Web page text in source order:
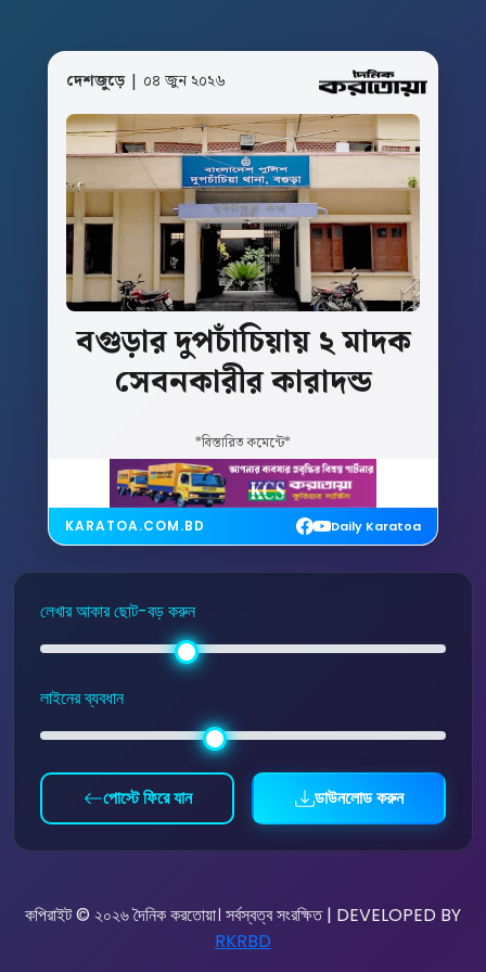
দেশজুড়ে| ০৪ জুন ২০২৬
বগুড়ার দুপচাঁচিয়ায় ২মাদক
সেবনকারীরকারাদন্ড
*বিস্তারিত কমেন্টে*
KARATOA.COM.BD Daily Karatoa
লেখার আকার ছোট-বড় করুন
লাইনের ব্যবধান
পোস্টে ফিরে যান ডাউনলোড করুন
কপিরাইট © ২০২৬ দৈনিক করতোয়া। সর্বস্বত্ব সংরক্ষিত | DEVELOPED BY
RKRBD